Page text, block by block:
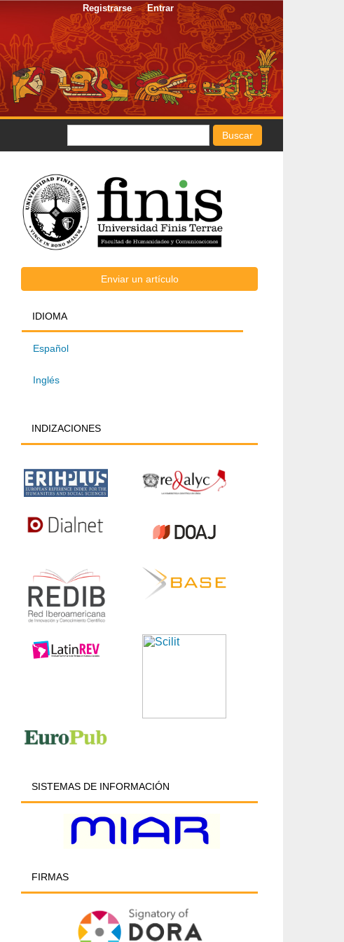
Registrarse Entrar
Buscar
FACULTAD
Enviar
un
artículo
Enviar un artículo
IDIOMA
IDIOMA
Español
Inglés
INDIZACIONES
SISTEMAS DE INFORMACIÓN
FIRMAS